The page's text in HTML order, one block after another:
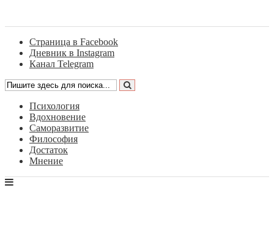
Страница в Facebook
Дневник в Instagram
Канал Telegram
Психология
Вдохновение
Саморазвитие
Философия
Достаток
Мнение